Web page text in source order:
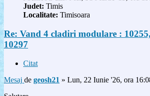
Judet: Timis
Localitate: Timisoara
Re: Vand 4 cladiri modulare :
10297
Citat
Mesaj de geosh21 » Lun, 22 Iunie '26, ora